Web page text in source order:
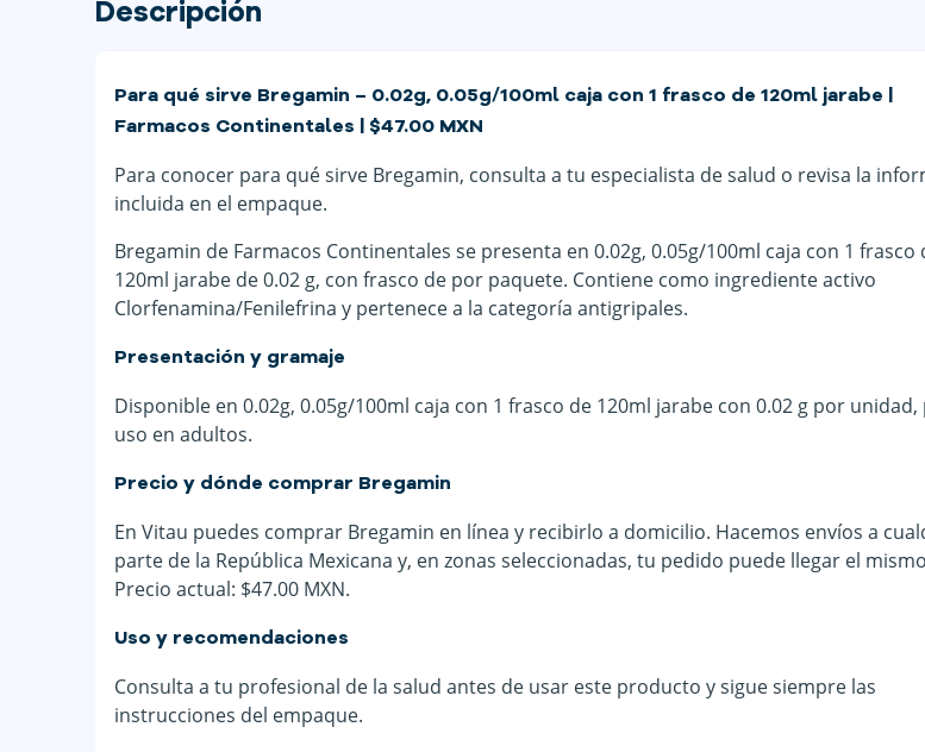
Descripción
Para qué sirve Bregamin – 0.02g, 0.05g/100ml caja con 1 frasco de 120ml jarabe |
Farmacos Continentales | $47.00 MXN
Para conocer para qué sirve Bregamin, consulta a tu especialista de salud o revisa la
incluida en el empaque.
Bregamin de Farmacos Continentales se presenta en 0.02g, 0.05g/100ml caja con 1 frasco
120ml jarabe de 0.02 g, con frasco de por paquete. Contiene como ingrediente activo
Clorfenamina/Fenilefrina y pertenece a la categoría antigripales.
Presentación y gramaje
Disponible en 0.02g, 0.05g/100ml caja con 1 frasco de 120ml jarabe con 0.02 g por unidad,
uso en adultos.
Precio y dónde comprar Bregamin
En Vitau puedes comprar Bregamin en línea y recibirlo a domicilio. Hacemos envíos a
parte de la República Mexicana y, en zonas seleccionadas, tu pedido puede llegar el
Precio actual: $47.00 MXN.
Uso y recomendaciones
Consulta a tu profesional de la salud antes de usar este producto y sigue siempre las
instrucciones del empaque.